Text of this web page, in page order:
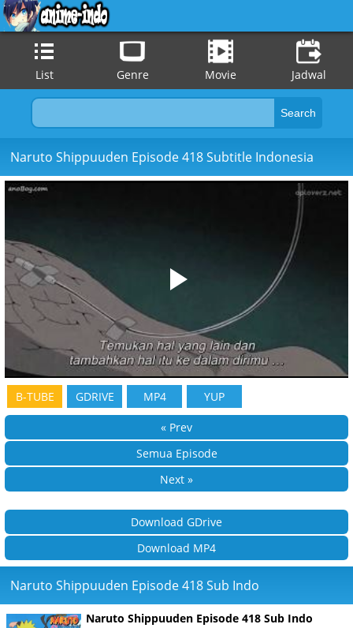
List Genre Movie Jadwal
Naruto Shippuuden Episode 418 Subtitle Indonesia
B-TUBE GDRIVE MP4 YUP
« Prev
Semua Episode
Next »
Download GDrive
Download MP4
Naruto Shippuuden Episode 418 Sub Indo
Naruto Shippuuden Episode 418 Sub Indo